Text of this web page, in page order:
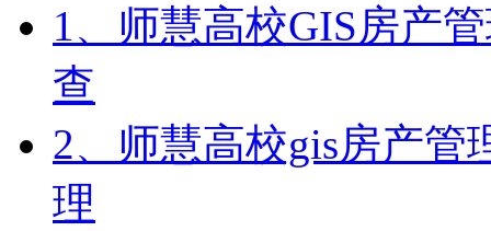
1、师慧高校GIS房产
查
2、师慧高校gis房产管
理